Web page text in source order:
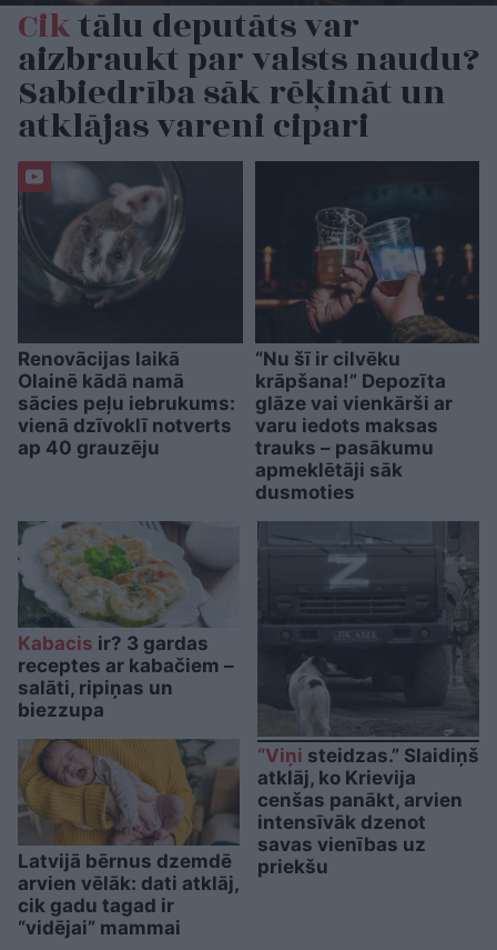
Ciktālu deputāts var
aizbraukt par valsts naudu?
Sabiedrība sāk rēķināt un
atklājas vareni cipari
Renovācijas laikā
Olainē kādā namā
sācies peļu iebrukums:
vienā dzīvoklī notverts
ap 40 grauzēju
“Nu šī ir cilvēku
krāpšana!” Depozīta
glāze vai vienkārši ar
varu iedots maksas
trauks – pasākumu
apmeklētāji sāk
dusmoties
Kabacis ir? 3 gardas
receptes ar kabačiem –
salāti, ripiņas un
biezzupa
Latvijā bērnus dzemdē
arvien vēlāk: dati atklāj,
cik gadu tagad ir
“vidējai” mammai
“Viņi steidzas.” Slaidiņš
atklāj, ko Krievija
cenšas panākt, arvien
intensīvāk dzenot
savas vienības uz
priekšu